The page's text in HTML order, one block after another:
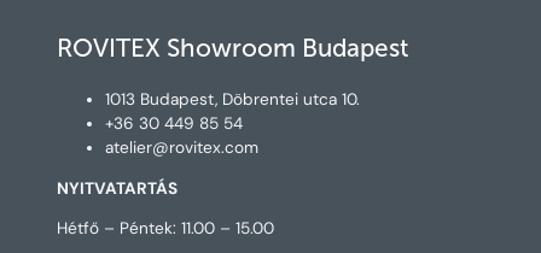
ROVITEX Showroom Budapest
1013 Budapest, Döbrentei utca 10.
+36 30 449 85 54
atelier@rovitex.com
NYITVATARTÁS
Hétfő – Péntek: 11.00 – 15.00